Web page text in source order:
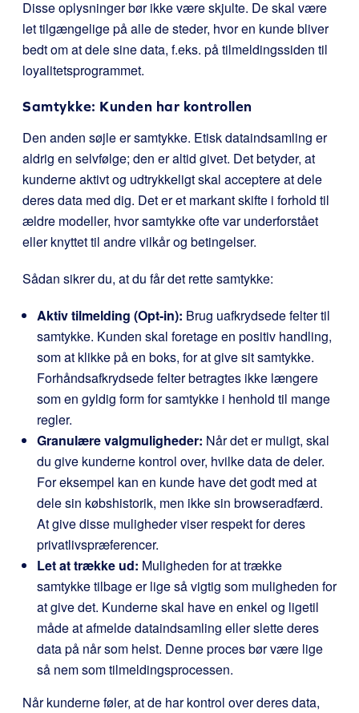
Disse oplysninger bør ikke være skjulte. De skal være
let tilgængelige på alle de steder, hvor en kunde bliver
bedt om at dele sine data, f.eks. på tilmeldingssiden til
loyalitetsprogrammet.
Samtykke: Kunden har kontrollen
Den anden søjle er samtykke. Etisk dataindsamling er
aldrig en selvfølge; den er altid givet. Det betyder, at
kunderne aktivt og udtrykkeligt skal acceptere at dele
deres data med dig. Det er et markant skifte i forhold til
ældre modeller, hvor samtykke ofte var underforstået
eller knyttet til andre vilkår og betingelser.
Sådan sikrer du, at du får det rette samtykke:
Aktiv tilmelding (Opt-in): Brug uafkrydsede felter til
samtykke. Kunden skal foretage en positiv handling,
som at klikke på en boks, for at give sit samtykke.
Forhåndsafkrydsede felter betragtes ikke længere
som en gyldig form for samtykke i henhold til mange
regler.
Granulære valgmuligheder: Når det er muligt, skal
du give kunderne kontrol over, hvilke data de deler.
For eksempel kan en kunde have det godt med at
dele sin købshistorik, men ikke sin browseradfærd.
At give disse muligheder viser respekt for deres
privatlivspræferencer.
Let at trække ud: Muligheden for at trække
samtykke tilbage er lige så vigtig som muligheden for
at give det. Kunderne skal have en enkel og ligetil
måde at afmelde dataindsamling eller slette deres
data på når som helst. Denne proces bør være lige
så nem som tilmeldingsprocessen.
Når kunderne føler, at de har kontrol over deres data,